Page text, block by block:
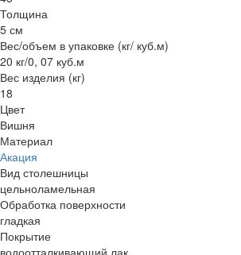
Толщина
5 см
Вес/объем в упаковке (кг/ куб.м)
20 кг/0, 07 куб.м
Вес изделия (кг)
18
Цвет
Вишня
Материал
Акация
Вид столешницы
цельноламельная
Обработка поверхности
гладкая
Покрытие
водоотталкивающий лак